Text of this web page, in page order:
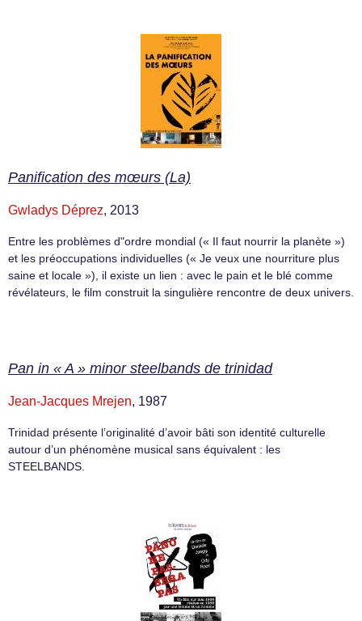
Panification des mœurs (La)
Gwladys Déprez, 2013
Entre les problèmes d"ordre mondial (« Il faut nourrir la planète »)
et les préoccupations individuelles (« Je veux une nourriture plus
saine et locale »), il existe un lien : avec le pain et le blé comme
révélateurs, le film construit la singulière rencontre de deux univers.
Pan in « A » minor steelbands de trinidad
Jean-Jacques Mrejen, 1987
Trinidad présente l’originalité d’avoir bâti son identité culturelle
autour d’un phénomène musical sans équivalent : les
STEELBANDS.